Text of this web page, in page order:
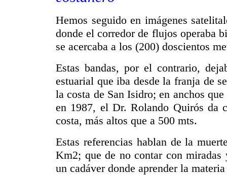
Hemos seguido en imágenes
donde el corredor de flujos operaba
se acercaba a los (200) doscientos
Estas bandas, por el contrario,
estuarial que iba desde la franja de
la costa de San Isidro; en anchos
en 1987, el Dr. Rolando Quirós da
costa, más altos que a 500 mts.
Estas referencias hablan de la
Km2; que de no contar con
un cadáver donde aprender la